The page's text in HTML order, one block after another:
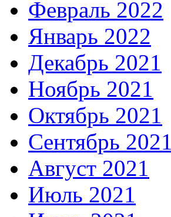
Февраль 2022
Январь 2022
Декабрь 2021
Ноябрь 2021
Октябрь 2021
Сентябрь 2021
Август 2021
Июль 2021